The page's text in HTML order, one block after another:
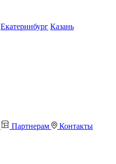
Екатеринбург Казань
Партнерам Контакты